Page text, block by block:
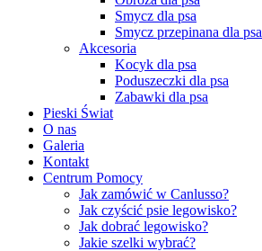
Smycz dla psa
Smycz przepinana dla psa
Akcesoria
Kocyk dla psa
Poduszeczki dla psa
Zabawki dla psa
Pieski Świat
O nas
Galeria
Kontakt
Centrum Pomocy
Jak zamówić w Canlusso?
Jak czyścić psie legowisko?
Jak dobrać legowisko?
Jakie szelki wybrać?